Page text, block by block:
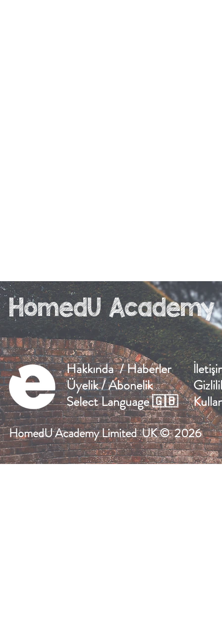
HomedU Academy
Hakkında / Haberler
Üyelik / Abonelik
Select Language 🇬🇧
HomedU Academy Limited UK© 2026